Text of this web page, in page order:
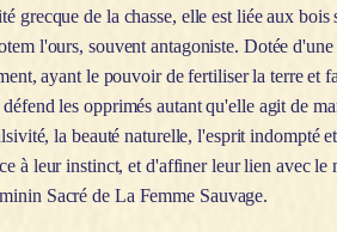
grecque de la chasse, elle est liée aux
l'ours, souvent antagoniste. Dotée
ayant le pouvoir de fertiliser la terre et
les opprimés autant qu'elle agit de
la beauté naturelle, l'esprit indompté
à leur instinct, et d'affiner leur lien avec
Sacré de La Femme Sauvage.